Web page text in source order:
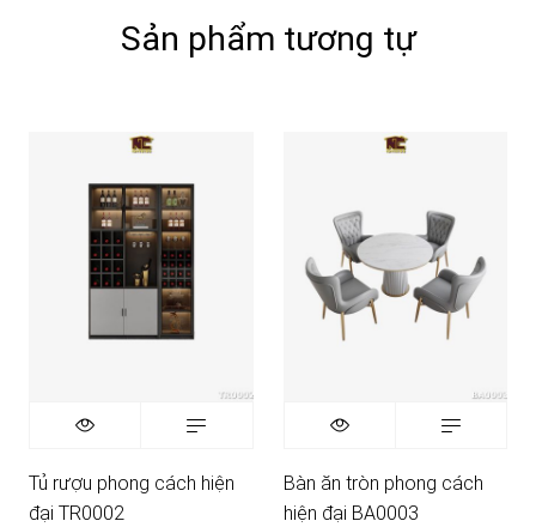
Sản phẩm tương tự
Tủ rượu phong cách hiện
đại TR0002
Bàn ăn tròn phong cách
hiện đại BA0003